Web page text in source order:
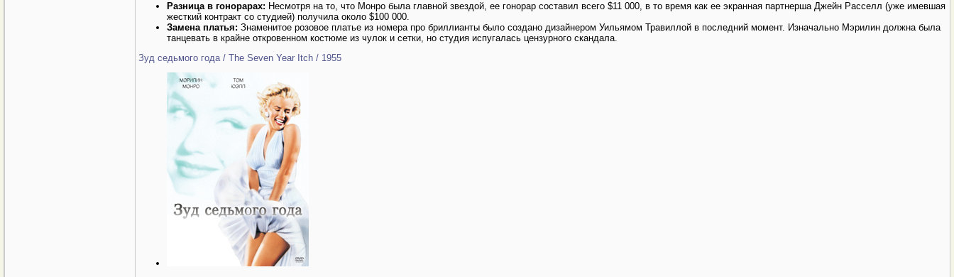
Разница в гонорарах: Несмотря на то, что Монро была главной звездой, ее гонорар составил всего $11 000, в то время как ее экранная партнерша Джейн Расселл (уже имевшая
жесткий контракт со студией) получила около $100 000.
Замена платья: Знаменитое розовое платье из номера про бриллианты было создано дизайнером Уильямом Травиллой в последний момент. Изначально Мэрилин должна была
танцевать в крайне откровенном костюме из чулок и сетки, но студия испугалась цензурного скандала.
Зуд седьмого года / The Seven Year Itch / 1955